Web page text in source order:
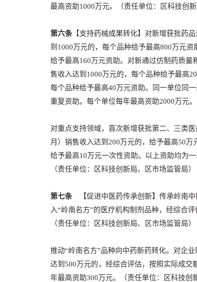
最高资助1000万元。（责任单位：区科技创新
第六条【支持药械成果转化】对新增获批药
到1000万元的，每个品种给予最高800万元
给予最高160万元资助。对新通过仿制药质
售收入达到1000万元的，每个品种给予最高
每个品种给予最高40万元资助。同一单位同
重复资助。每个单位每年最高资助2000万元
对重点支持领域，首次新增获批第二、三类
月）销售收入达到200万元的，给予最高50万
给予最高10万元一次性资助。以上资助均为
（责任单位：区科技创新局、区市场监管局）
第七条【促进中医药传承创新】传承岭南中
入“岭南名方”的医疗机构制剂品种，经综合
（责任单位：区科技创新局、区市场监管局）
推动“岭南名方”品种向中药新药转化。对企
达到500万元的，经综合评估，按照实际成
年最高资助300万元。（责任单位：区科技创